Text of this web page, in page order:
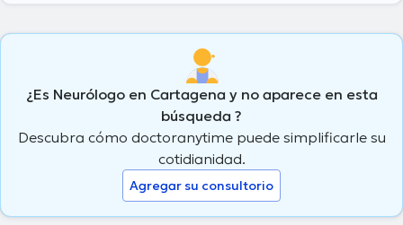
¿Es Neurólogo en Cartagena y no aparece en esta
búsqueda ?
Descubra cómo doctoranytime puede simplificarle su
cotidianidad.
Agregar su consultorio